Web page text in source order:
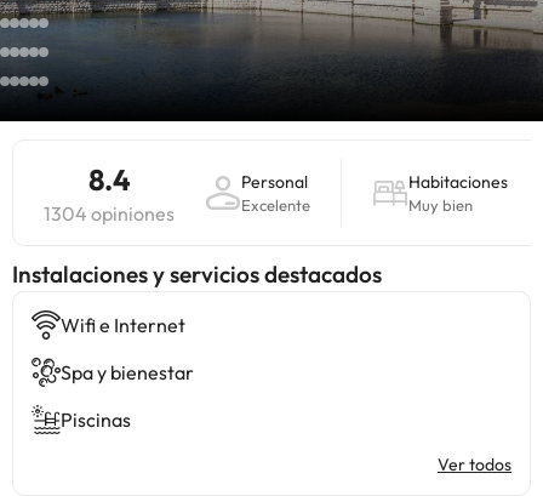
8.4
1304 opiniones
Personal
Excelente
Habitaciones
Muy bien
Instalaciones y servicios destacados
Wifi e Internet
Spa y bienestar
Piscinas
Ver todos